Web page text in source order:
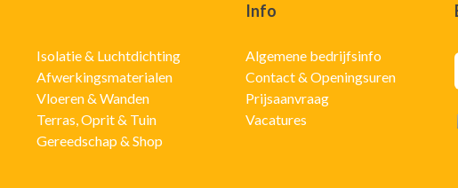
Isolatie & Luchtdichting
Afwerkingsmaterialen
Vloeren & Wanden
Terras, Oprit & Tuin
Gereedschap & Shop
Info
Algemene bedrijfsinfo
Contact & Openingsuren
Prijsaanvraag
Vacatures